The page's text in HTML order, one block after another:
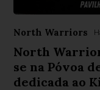
North Warriors
North
se na Póvoa
dedicada ao